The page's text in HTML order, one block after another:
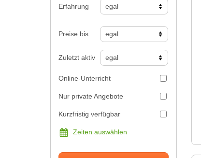
Erfahrung
Preise bis
Zuletzt aktiv
Online-Unterricht
Nur private Angebote
Kurzfristig verfügbar
Zeiten auswählen